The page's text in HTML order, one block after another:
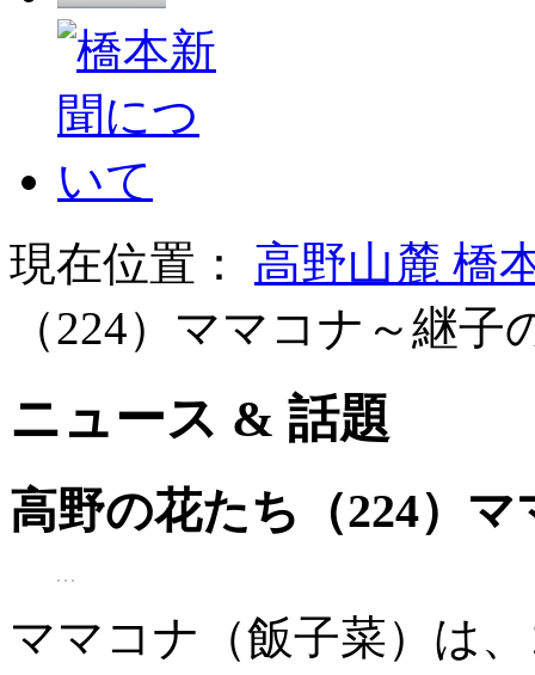
現在位置： 高野山麓 橋
（224）ママコナ～継子
ニュース & 話題
高野の花たち（224）
ママコナ（飯子菜）は